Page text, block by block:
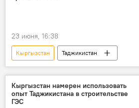
23 июня, 16:38
Кыргызстан
Таджикистан
Центральная Азия
сотрудничество
Общество
права человека
Кыргызстан намерен использовать
опыт Таджикистана в строительстве
ГЭС